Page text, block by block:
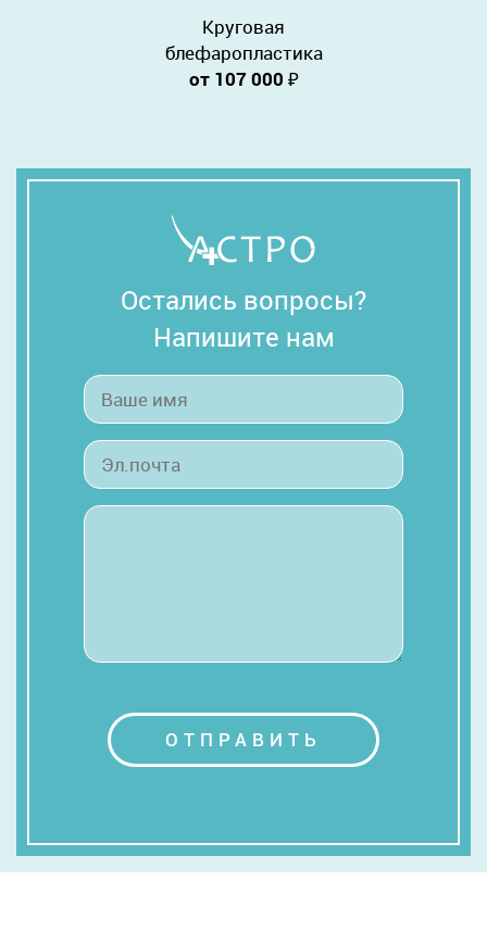
Круговая
блефаропластика
от 107 000 ₽
Остались вопросы?
Напишите нам